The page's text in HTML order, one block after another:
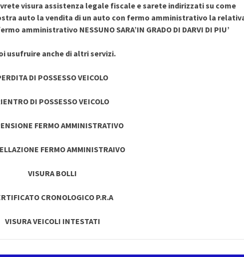
avrete visura assistenza legale fiscale e sarete indirizzati su come
auto la vendita di un auto con fermo amministrativo la
amministrativo NESSUNO SARA’IN GRADO DI DARVI DI PIU’
usufruire anche di altri servizi.
DI POSSESSO VEICOLO
DI POSSESSO VEICOLO
FERMO AMMINISTRATIVO
FERMO AMMINISTRAIVO
VISURA BOLLI
CRONOLOGICO P.R.A
VISURA VEICOLI INTESTATI